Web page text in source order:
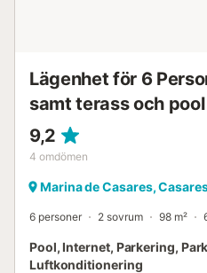
Lägenhet för 6
samt terass och pool
9,2
4 omdömen
Marina de Casares,
6 personer 2 sovrum 98 m²
Pool, Internet, Parkering,
Luftkonditionering